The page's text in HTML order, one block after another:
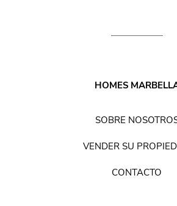
HOMES
SOBRE
VENDER SU
CONTACTO